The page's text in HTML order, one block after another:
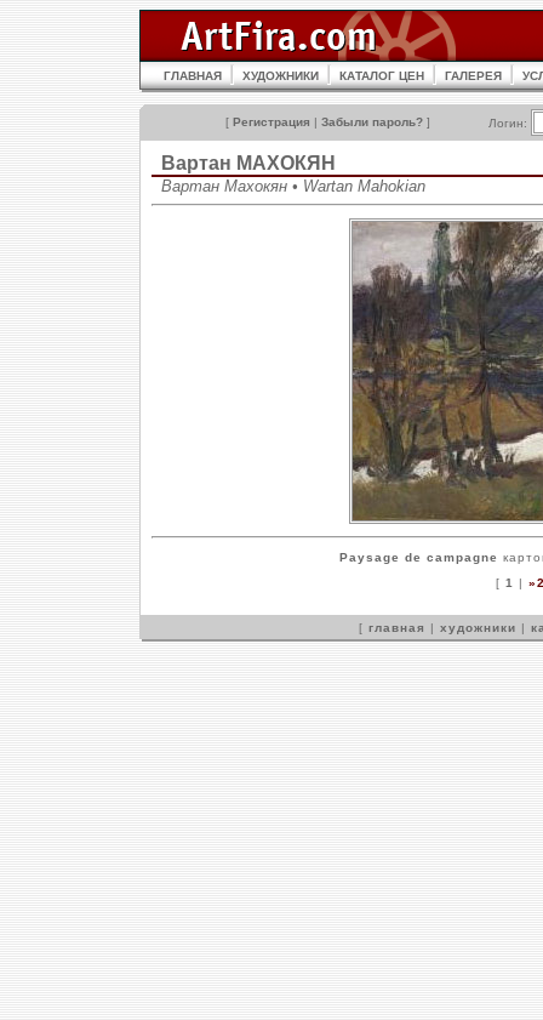
ГЛАВНАЯ ХУДОЖНИКИ КАТАЛОГ ЦЕН ГАЛЕРЕЯ
[ Регистрация | Забыли пароль? ] Логин:
Вартан МАХОКЯН
Вартан Махокян • Wartan Mahokian
Paysage de campagne
[ 1 |
[ главная | художники |